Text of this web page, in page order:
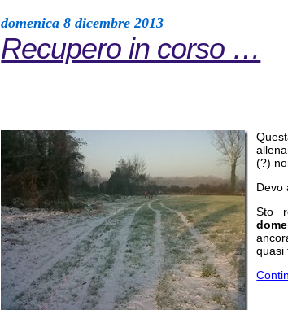
domenica 8 dicembre 2013
Recupero in corso …
(?)
Devo
Sto
quasi